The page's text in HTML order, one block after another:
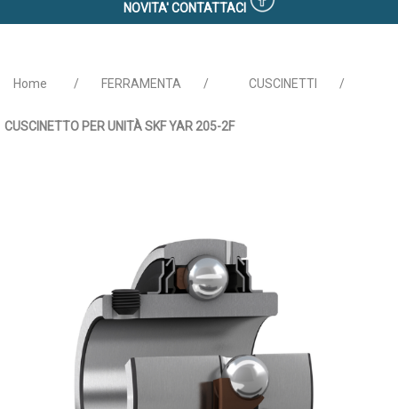
NOVITA' CONTATTACI
Home / FERRAMENTA / CUSCINETTI /
CUSCINETTO PER UNITÀ SKF YAR 205-2F